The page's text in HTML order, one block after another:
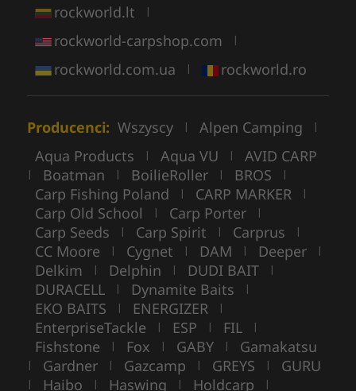
rockworld.lt |
rockworld-carpshop.com |
rockworld.com.ua | rockworld.ro
Producenci: Wszyscy | Alpen Camping |
Aqua Products | Aqua VU | AVID CARP
| Boatman | BoilieRoller | BROS |
Carp Fishing Poland | CARP MARKER |
Carp Old School | Carp Porter |
Carp Seeds | Carp Spirit | Carprus |
CC Moore | Cygnet | DAM | Deeper |
Delkim | Delphin | DUDI BAIT |
DURACELL | Dynamite Baits |
EKO BAITS | ENERGIZER |
EnterpriseTackle | ESP | FIL |
Fishstone | Fox | GABY | Gamakatsu
| Gardner | Gazcamp | GREYS | GURU
| Haibo | Haswing | Holdcarp |